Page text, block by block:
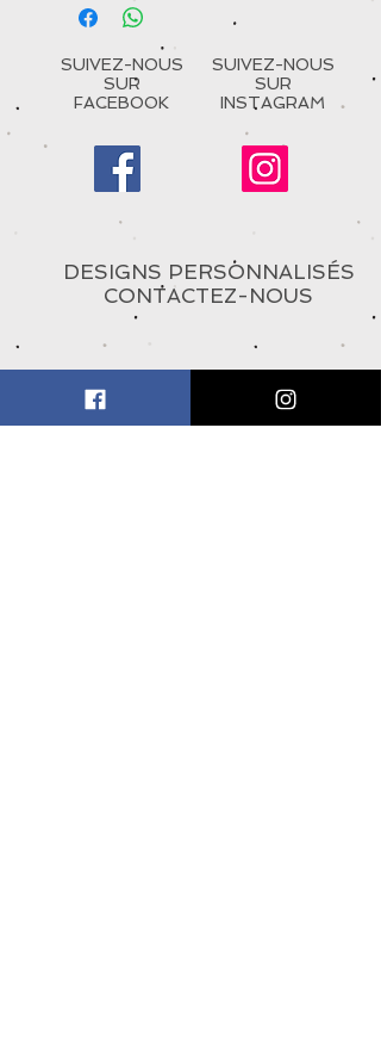
SUIVEZ-NOUS
SUR
FACEBOOK
SUIVEZ-NOUS
SUR
INSTAGRAM
DESIGNS PERSONNALISÉS
CONTACTEZ-NOUS
À PROPOS